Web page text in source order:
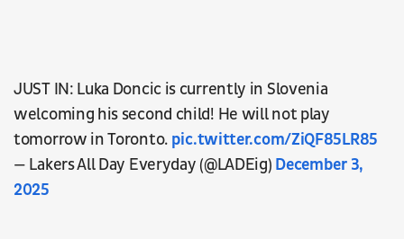
JUST IN: Luka Doncic is currently in Slovenia
welcoming his second child! He will not play
tomorrow in Toronto. pic.twitter.com/ZiQF85LR85
— Lakers All Day Everyday (@LADEig) December 3,
2025